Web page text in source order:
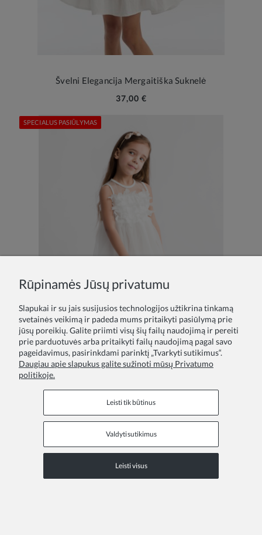
Švelni Elegancija Mergaitiška Suknelė
37,00 €
Mergaičių Suknelė Estelle Balta
21,00 €
SPECIALUS PASIŪLYMAS
Rūpinamės Jūsų privatumu
Slapukai ir su jais susijusios technologijos užtikrina tinkamą
svetainės veikimą ir padeda mums pritaikyti pasiūlymą prie
jūsų poreikių. Galite priimti visų šių failų naudojimą ir pereiti
prie parduotuvės arba pritaikyti failų naudojimą pagal savo
pageidavimus, pasirinkdami parinktį „Tvarkyti sutikimus“.
Daugiau apie slapukus galite sužinoti mūsų Privatumo
politikoje.
Leisti tik būtinus
Valdyti sutikimus
Leisti visus